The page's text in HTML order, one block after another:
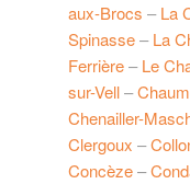
aux-Brocs –La
Spinasse–La
Ferrière–Le
sur-Vell–
Chenailler-
Clergoux –
Concèze–